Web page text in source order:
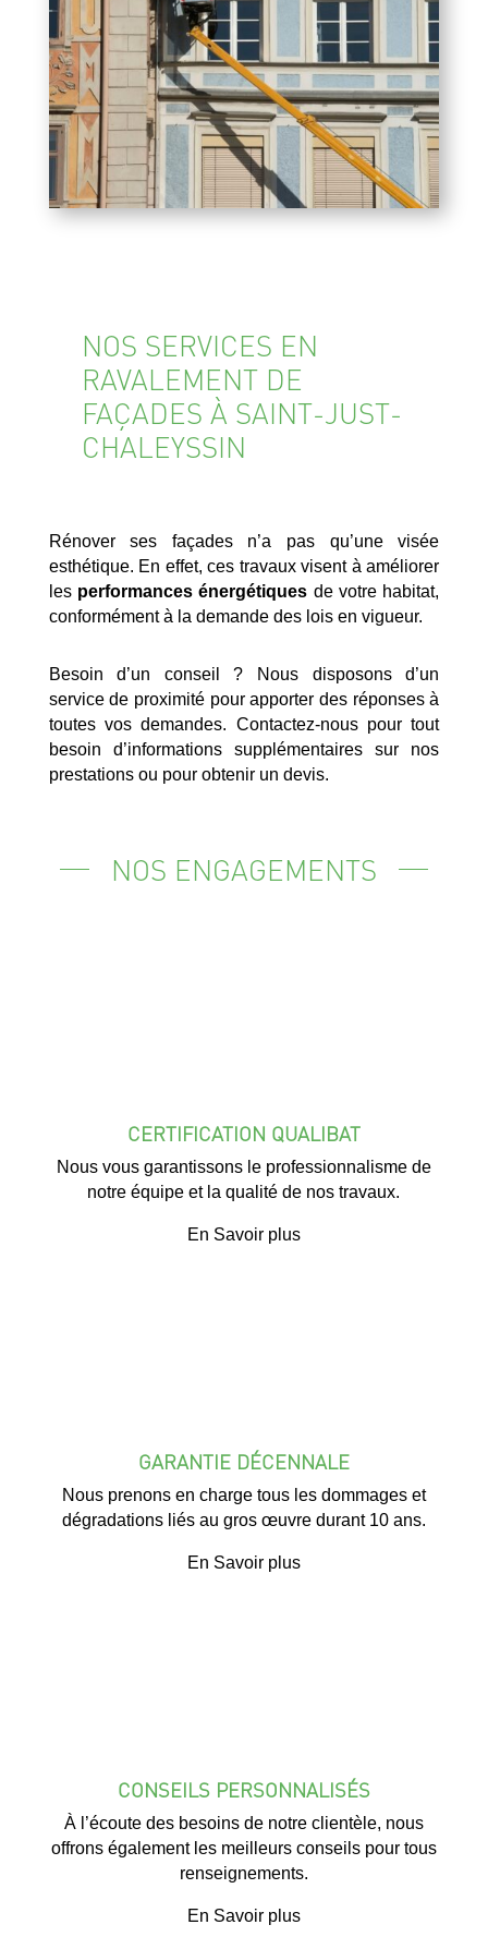
NOS SERVICES EN
RAVALEMENT DE
FAÇADES À SAINT-JUST-
CHALEYSSIN
Rénover ses façades n’a pas qu’une visée
esthétique. En effet, ces travaux visent à améliorer
les performances énergétiques de votre habitat,
conformément à la demande des lois en vigueur.
Besoin d’un conseil ? Nous disposons d’un
service de proximité pour apporter des réponses à
toutes vos demandes. Contactez-nous pour tout
besoin d’informations supplémentaires sur nos
prestations ou pour obtenir un devis.
NOS ENGAGEMENTS
CERTIFICATION QUALIBAT
Nous vous garantissons le professionnalisme de
notre équipe et la qualité de nos travaux.
En Savoir plus
GARANTIE DÉCENNALE
Nous prenons en charge tous les dommages et
dégradations liés au gros œuvre durant 10 ans.
En Savoir plus
CONSEILS PERSONNALISÉS
À l’écoute des besoins de notre clientèle, nous
offrons également les meilleurs conseils pour tous
renseignements.
En Savoir plus